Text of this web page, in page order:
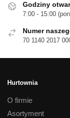
Godziny
7:00 - 15:00
Numer
70 1140 2017
Hurtownia
O firmie
Asortyment